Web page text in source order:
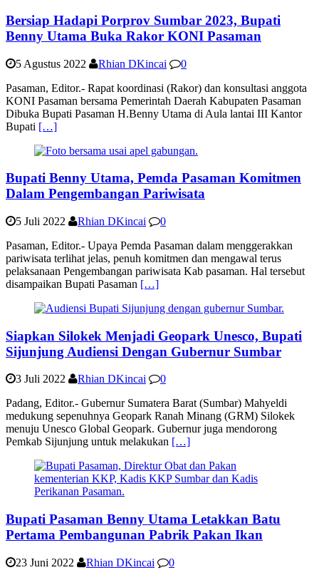
Bersiap Hadapi Porprov Sumbar 2023, Bupati
Benny Utama Buka Rakor KONI Pasaman
5 Agustus 2022 Rhian DKincai
0
Pasaman, Editor.- Rapat koordinasi (Rakor) dan konsultasi anggota
KONI Pasaman bersama Pemerintah Daerah Kabupaten Pasaman
Dibuka Bupati Pasaman H.Benny Utama di Aula lantai III Kantor
Bupati […]
Bupati Benny Utama, Pemda Pasaman Komitmen
Dalam Pengembangan Pariwisata
5 Juli 2022 Rhian DKincai
0
Pasaman, Editor.- Upaya Pemda Pasaman dalam menggerakkan
pariwisata terlihat jelas, penuh komitmen dan mengawal terus
pelaksanaan Pengembangan pariwisata Kab pasaman. Hal tersebut
disampaikan Bupati Pasaman […]
Siapkan Silokek Menjadi Geopark Unesco, Bupati
Sijunjung Audiensi Dengan Gubernur Sumbar
3 Juli 2022 Rhian DKincai
0
Padang, Editor.- Gubernur Sumatera Barat (Sumbar) Mahyeldi
medukung sepenuhnya Geopark Ranah Minang (GRM) Silokek
menuju Unesco Global Geopark. Gubernur juga mendorong
Pemkab Sijunjung untuk melakukan […]
Bupati Pasaman Benny Utama Letakkan Batu
Pertama Pembangunan Pabrik Pakan Ikan
23 Juni 2022 Rhian DKincai
0